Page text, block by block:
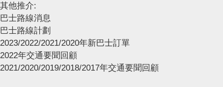
其他推介:
巴士路線消息
巴士路線計劃
2023/2022/2021/2020年新巴士訂單
2022年交通要聞回顧
2021/2020/2019/2018/2017年交通要聞回顧